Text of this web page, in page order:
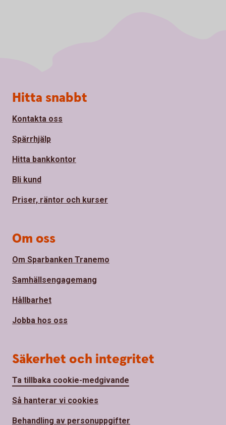
Sidfot
Hitta snabbt
Kontakta oss
Spärrhjälp
Hitta bankkontor
Bli kund
Priser, räntor och kurser
Om oss
Om Sparbanken Tranemo
Samhällsengagemang
Hållbarhet
Jobba hos oss
Säkerhet och integritet
Ta tillbaka cookie-medgivande
Så hanterar vi cookies
Behandling av personuppgifter